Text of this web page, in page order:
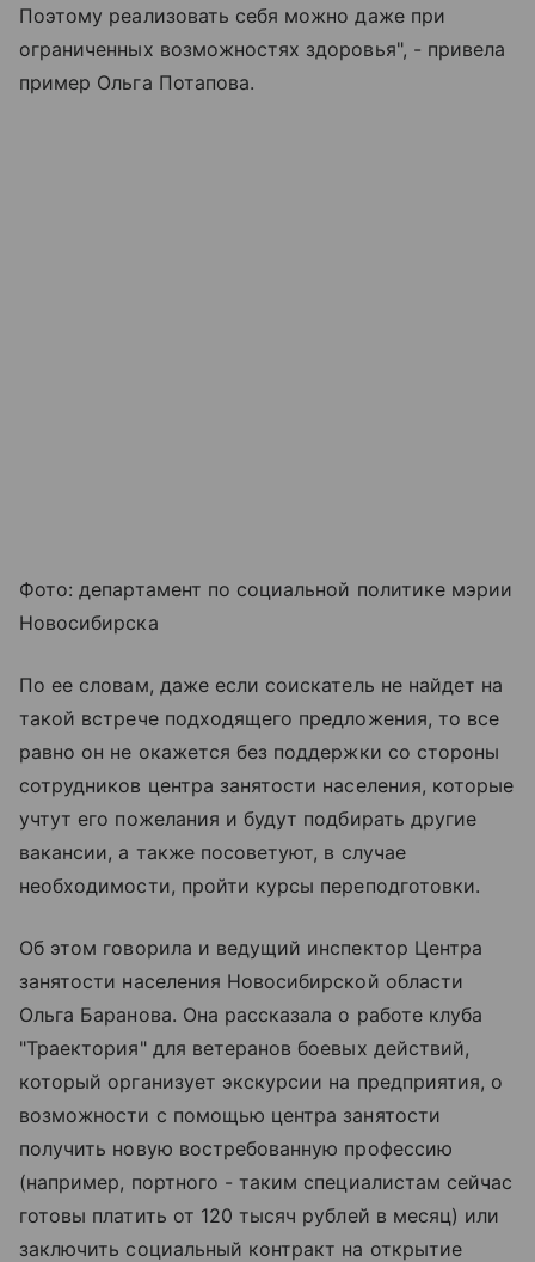
Поэтому реализовать себя можно даже при
ограниченных возможностях здоровья", - привела
пример Ольга Потапова.
Фото: департамент по социальной политике мэрии
Новосибирска
По ее словам, даже если соискатель не найдет на
такой встрече подходящего предложения, то все
равно он не окажется без поддержки со стороны
сотрудников центра занятости населения, которые
учтут его пожелания и будут подбирать другие
вакансии, а также посоветуют, в случае
необходимости, пройти курсы переподготовки.
Об этом говорила и ведущий инспектор Центра
занятости населения Новосибирской области
Ольга Баранова. Она рассказала о работе клуба
"Траектория" для ветеранов боевых действий,
который организует экскурсии на предприятия, о
возможности с помощью центра занятости
получить новую востребованную профессию
(например, портного - таким специалистам сейчас
готовы платить от 120 тысяч рублей в месяц) или
заключить социальный контракт на открытие